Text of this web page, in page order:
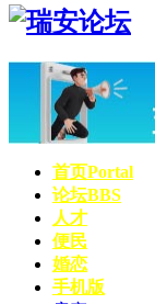
首页Portal
论坛BBS
人才
便民
婚恋
手机版